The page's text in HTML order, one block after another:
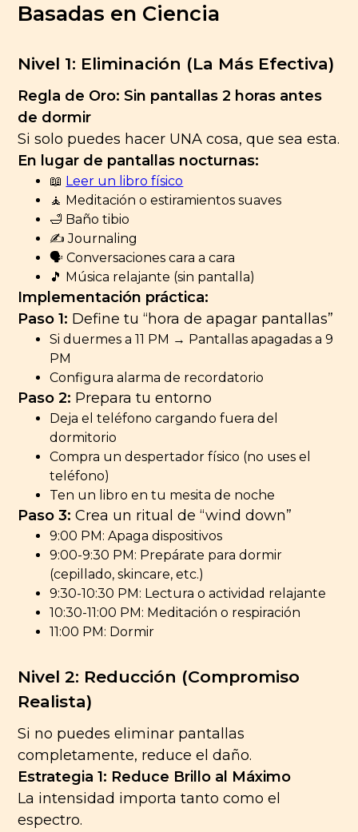
Basadas en Ciencia
Nivel 1: Eliminación (La Más Efectiva)
Regla de Oro: Sin pantallas 2 horas antes
de dormir
Si solo puedes hacer UNA cosa, que sea esta.
En lugar de pantallas nocturnas:
📖 Leer un libro físico
🧘 Meditación o estiramientos suaves
🛁 Baño tibio
✍️ Journaling
🗣️ Conversaciones cara a cara
🎵 Música relajante (sin pantalla)
Implementación práctica:
Paso 1: Define tu “hora de apagar pantallas”
Si duermes a 11 PM → Pantallas apagadas a 9
PM
Configura alarma de recordatorio
Paso 2: Prepara tu entorno
Deja el teléfono cargando fuera del
dormitorio
Compra un despertador físico (no uses el
teléfono)
Ten un libro en tu mesita de noche
Paso 3: Crea un ritual de “wind down”
9:00 PM: Apaga dispositivos
9:00-9:30 PM: Prepárate para dormir
(cepillado, skincare, etc.)
9:30-10:30 PM: Lectura o actividad relajante
10:30-11:00 PM: Meditación o respiración
11:00 PM: Dormir
Nivel 2: Reducción (Compromiso
Realista)
Si no puedes eliminar pantallas
completamente, reduce el daño.
Estrategia 1: Reduce Brillo al Máximo
La intensidad importa tanto como el
espectro.